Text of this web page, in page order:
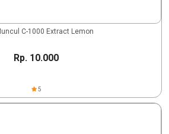
C-1000 Extract Lemon
Rp. 10.000
5